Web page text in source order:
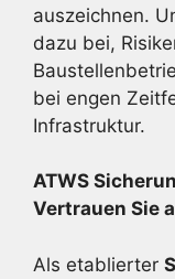
auszeichnen.
dazu bei,
bei engen
Infrastruktur.
ATWS
Vertrauen Sie
Als etablierter